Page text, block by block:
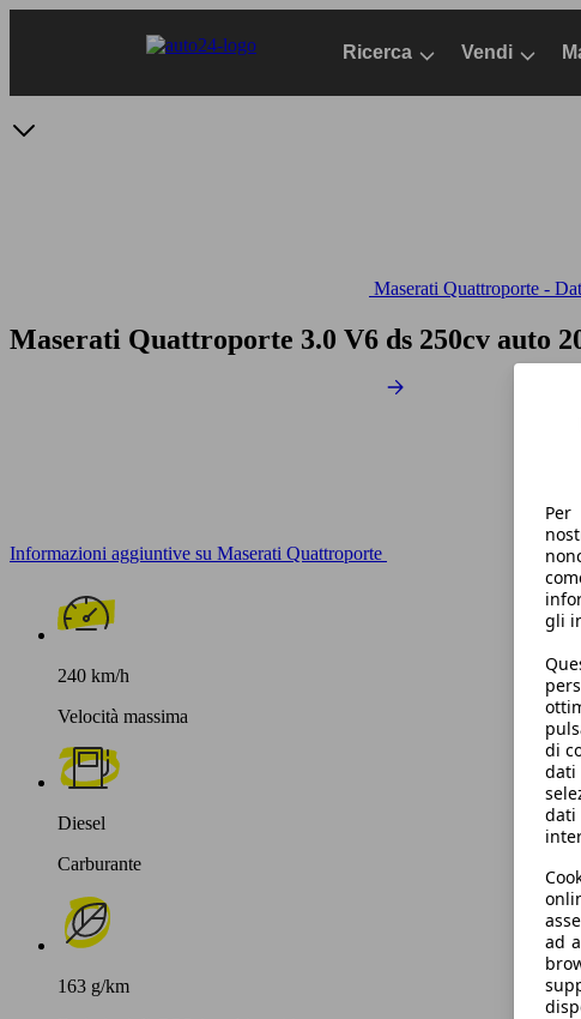
Ricerca Vendi
Maserati Quattroporte -
Maserati Quattroporte 3.0 V6 ds 250cv auto
Informazioni aggiuntive su Maserati Quattroporte
240 km/h
Velocità massima
Diesel
Carburante
163 g/km
gli
di
dati
ad